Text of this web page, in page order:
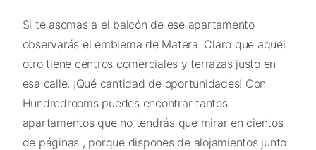
Si te asomas a el balcón de ese apartamento
observarás el emblema de Matera. Claro que aquel
otro tiene centros comerciales y terrazas justo en
esa calle. ¡Qué cantidad de oportunidades! Con
Hundredrooms puedes encontrar tantos
apartamentos que no tendrás que mirar en cientos
de páginas , porque dispones de alojamientos junto